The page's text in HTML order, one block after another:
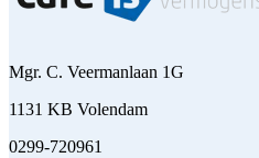
Mgr. C. Veermanlaan 1G
1131 KB Volendam
0299-720961